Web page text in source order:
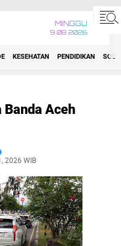
MINGGU
9 08 2026
KESEHATAN PENDIDIKAN
Banda Aceh
2026 WIB